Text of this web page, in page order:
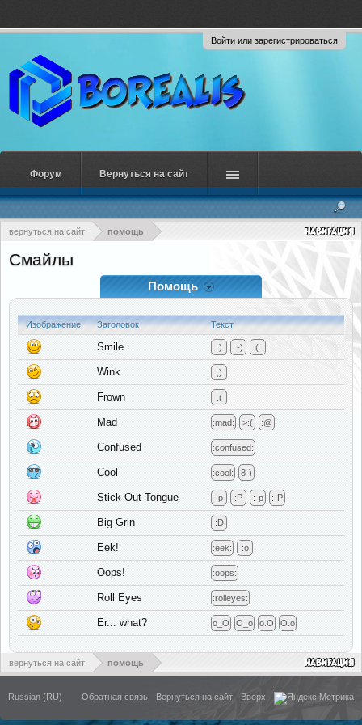
Войти или зарегистрироваться
вернуться на сайт помощь
Смайлы
Помощь
Изображение Заголовок Текст
Smile :) :-) (:
Wink ;)
Frown :(
Mad :mad: >:( :@
Confused :confused:
Cool :cool: 8-)
Stick Out Tongue :p :P :-p :-P
Big Grin :D
Eek! :eek: :o
Oops! :oops:
Roll Eyes :rolleyes:
Er... what? o_O O_o o.O O.o
вернуться на сайт помощь
Форум Вернуться на сайт
Russian (RU) Обратная связь Вернуться на сайт Вверх